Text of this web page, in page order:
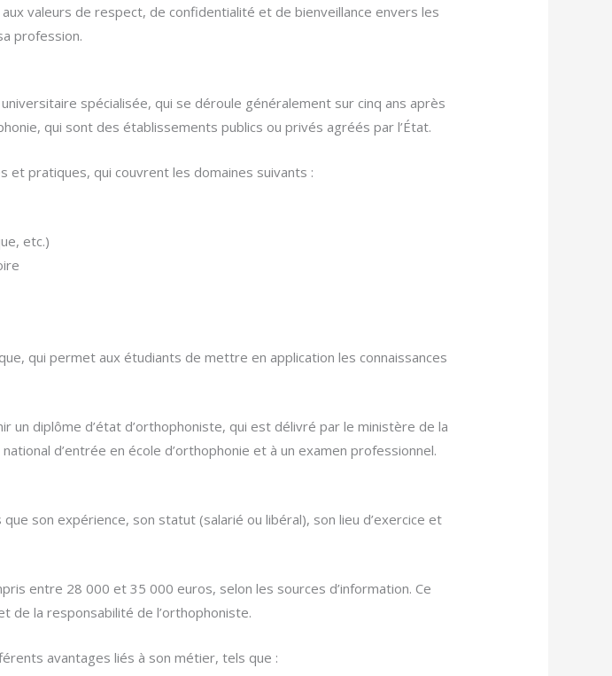
valeurs de respect, de confidentialité et de bienveillance envers les
profession.
spécialisée, qui se déroule généralement sur cinq ans après
qui sont des établissements publics ou privés agréés par l’État.
pratiques, qui couvrent les domaines suivants :
etc.)
qui permet aux étudiants de mettre en application les connaissances
diplôme d’état d’orthophoniste, qui est délivré par le ministère de la
d’entrée en école d’orthophonie et à un examen professionnel.
son expérience, son statut (salarié ou libéral), son lieu d’exercice et
entre 28 000 et 35 000 euros, selon les sources d’information. Ce
de la responsabilité de l’orthophoniste.
avantages liés à son métier, tels que :